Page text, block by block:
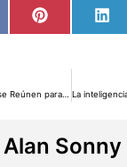
Compartir
en
Pinterest
Alan Sonny